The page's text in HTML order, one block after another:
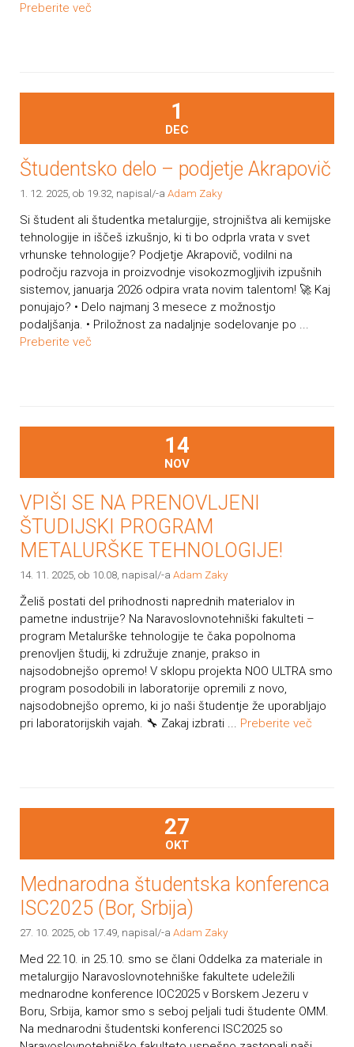
Preberite več
1
DEC
Študentsko delo – podjetje Akrapovič
1. 12. 2025, ob 19.32 , napisal/-a Adam Zaky
Si študent ali študentka metalurgije, strojništva ali kemijske
tehnologije in iščeš izkušnjo, ki ti bo odprla vrata v svet
vrhunske tehnologije? Podjetje Akrapovič, vodilni na
področju razvoja in proizvodnje visokozmogljivih izpušnih
sistemov, januarja 2026 odpira vrata novim talentom! 🚀 Kaj
ponujajo? • Delo najmanj 3 mesece z možnostjo
podaljšanja. • Priložnost za nadaljnje sodelovanje po ...
Preberite več
14
NOV
VPIŠI SE NA PRENOVLJENI
ŠTUDIJSKI PROGRAM
METALURŠKE TEHNOLOGIJE!
14. 11. 2025, ob 10.08 , napisal/-a Adam Zaky
Želiš postati del prihodnosti naprednih materialov in
pametne industrije? Na Naravoslovnotehniški fakulteti –
program Metalurške tehnologije te čaka popolnoma
prenovljen študij, ki združuje znanje, prakso in
najsodobnejšo opremo! V sklopu projekta NOO ULTRA smo
program posodobili in laboratorije opremili z novo,
najsodobnejšo opremo, ki jo naši študentje že uporabljajo
pri laboratorijskih vajah. 🔧 Zakaj izbrati ... Preberite več
27
OKT
Mednarodna študentska konferenca
ISC2025 (Bor, Srbija)
27. 10. 2025, ob 17.49 , napisal/-a Adam Zaky
Med 22.10. in 25.10. smo se člani Oddelka za materiale in
metalurgijo Naravoslovnotehniške fakultete udeležili
mednarodne konference IOC2025 v Borskem Jezeru v
Boru, Srbija, kamor smo s seboj peljali tudi študente OMM.
Na mednarodni študentski konferenci ISC2025 so